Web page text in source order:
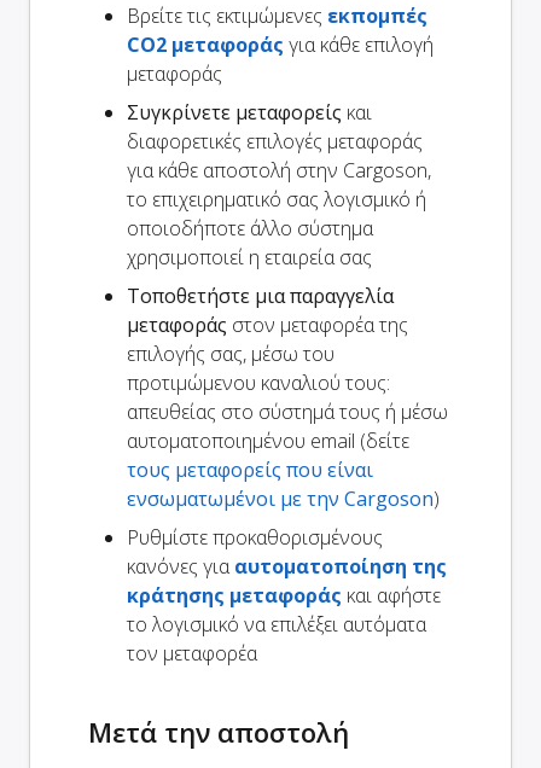
Βρείτε τις εκτιμώμενες εκπομπές
CO2 μεταφοράς για κάθε επιλογή
μεταφοράς
Συγκρίνετε μεταφορείς και
διαφορετικές επιλογές μεταφοράς
για κάθε αποστολή στην Cargoson,
το επιχειρηματικό σας λογισμικό ή
οποιοδήποτε άλλο σύστημα
χρησιμοποιεί η εταιρεία σας
Τοποθετήστε μια παραγγελία
μεταφοράς στον μεταφορέα της
επιλογής σας, μέσω του
προτιμώμενου καναλιού τους:
απευθείας στο σύστημά τους ή μέσω
αυτοματοποιημένου email (δείτε
τους μεταφορείς που είναι
ενσωματωμένοι με την Cargoson)
Ρυθμίστε προκαθορισμένους
κανόνες γιααυτοματοποίηση της
κράτησης μεταφοράς και αφήστε
το λογισμικό να επιλέξει αυτόματα
τον μεταφορέα
Μετά την αποστολή